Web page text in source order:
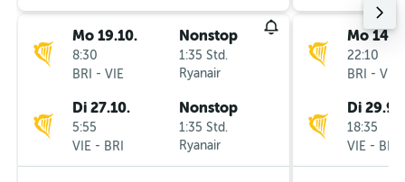
Mo 19.10.
8:30
BRI
- VIE
Nonstop
1:35 Std.
Ryanair
Di 27.10.
5:55
VIE - BRI
Nonstop
1:35 Std.
Ryanair
Mo 14.9.
22:10
BRI
- VIE
Di 29.9.
18:35
VIE - BRI